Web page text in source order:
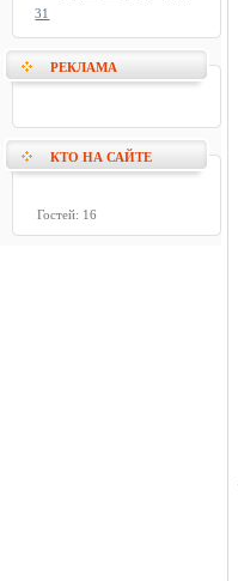
31
РЕКЛАМА
КТО НА САЙТЕ
Гостей: 16